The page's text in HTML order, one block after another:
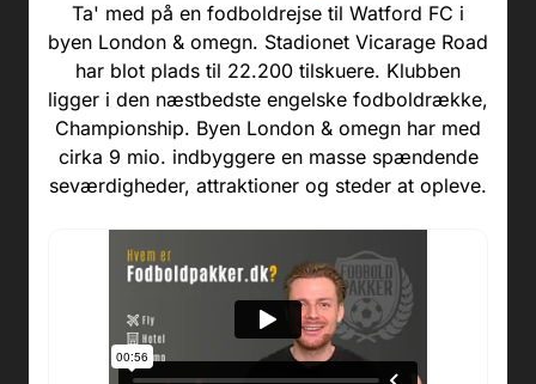
Ta' med på en fodboldrejse til Watford FC i
byen London & omegn. Stadionet Vicarage Road
har blot plads til 22.200 tilskuere. Klubben
ligger i den næstbedste engelske fodboldrække,
Championship. Byen London & omegn har med
cirka 9 mio. indbyggere en masse spændende
seværdigheder, attraktioner og steder at opleve.